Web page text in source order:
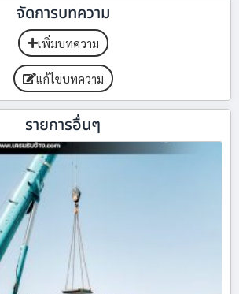
จัดการบทความ
เพิ่มบทความ
แก้ไขบทความ
รายการอื่นๆ